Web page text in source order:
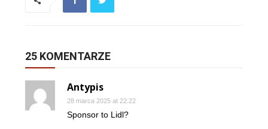
25 KOMENTARZE
Antypis
28 marca 2025 at 22:22
Sponsor to Lidl?